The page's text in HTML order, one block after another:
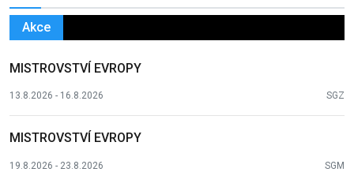
Akce
MISTROVSTVÍ EVROPY
13.8.2026 - 16.8.2026 SGZ
MISTROVSTVÍ EVROPY
19.8.2026 - 23.8.2026 SGM